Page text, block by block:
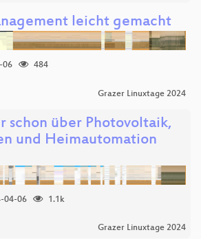
leicht gemacht
06
484
Grazer Linuxtage 2024
schon über Photovoltaik,
und Heimautomation
04-06
1.1k
Grazer Linuxtage 2024